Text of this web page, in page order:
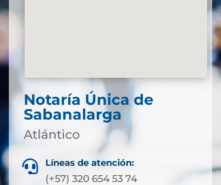
Notaría Única de
Sabanalarga
Atlántico
 Líneas de atención:
(+57) 320 654 53 74